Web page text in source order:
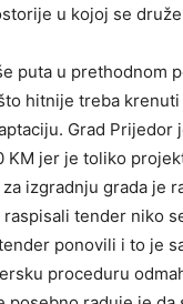
u kojoj se
puta u prethodnom
hitnije treba krenuti
Grad Prijedor
KM jer je toliko
izgradnju grada je
raspisali tender niko
ponovili i to je
proceduru